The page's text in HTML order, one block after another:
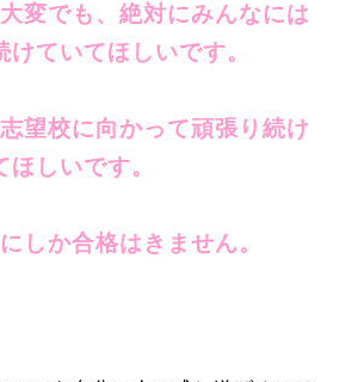
変でも、絶対にみんなには
けていてほしいです。
望校に向かって頑張り続け
ほしいです。
しか合格はきません。